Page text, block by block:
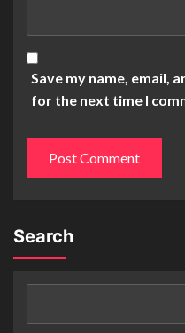
Save my name, email,
for the next time I
Search